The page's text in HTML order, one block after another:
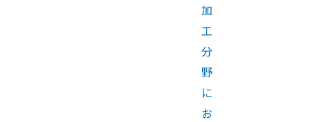
加
工
分
野
に
お